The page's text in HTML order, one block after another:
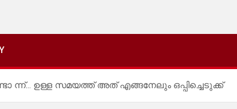
ന്ന്… ഉള്ള സമയത്ത് അത് എങ്ങനേലും ഒപ്പിച്ചെടുക്ക്